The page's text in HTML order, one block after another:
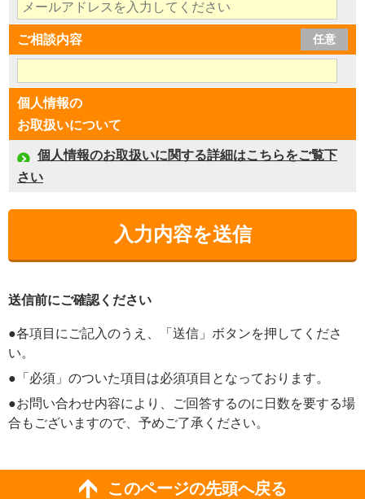
ご相談内容 任意
個人情報の
お取扱いについて
個人情報のお取扱いに関する詳細はこちらをご覧下
さい
送信前にご確認ください
●各項目にご記入のうえ、「送信」ボタンを押してくださ
い。
●「必須」のついた項目は必須項目となっております。
●お問い合わせ内容により、ご回答するのに日数を要する場
合もございますので、予めご了承ください。
このページの先頭へ戻る